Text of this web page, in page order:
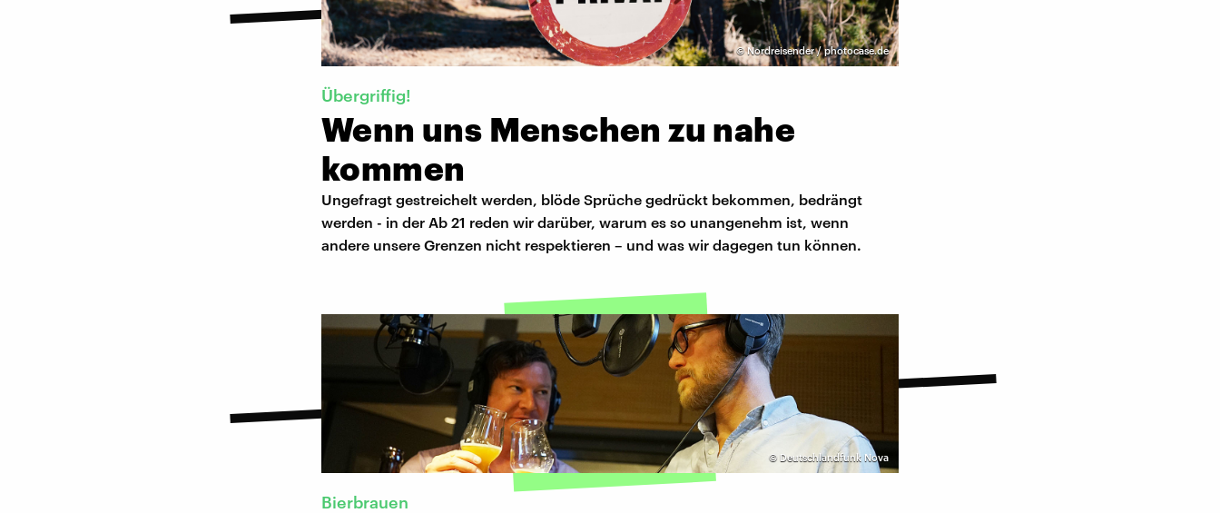
©Nordreisender / photocase.de
Übergriffig!
Wenn uns Menschen zu nahe
kommen
Ungefragt gestreichelt werden, blöde Sprüche gedrückt bekommen, bedrängt
werden - in der Ab 21 reden wir darüber, warum es so unangenehm ist, wenn
andere unsere Grenzen nicht respektieren – und was wir dagegen tun können.
© Deutschlandfunk Nova
Bierbrauen